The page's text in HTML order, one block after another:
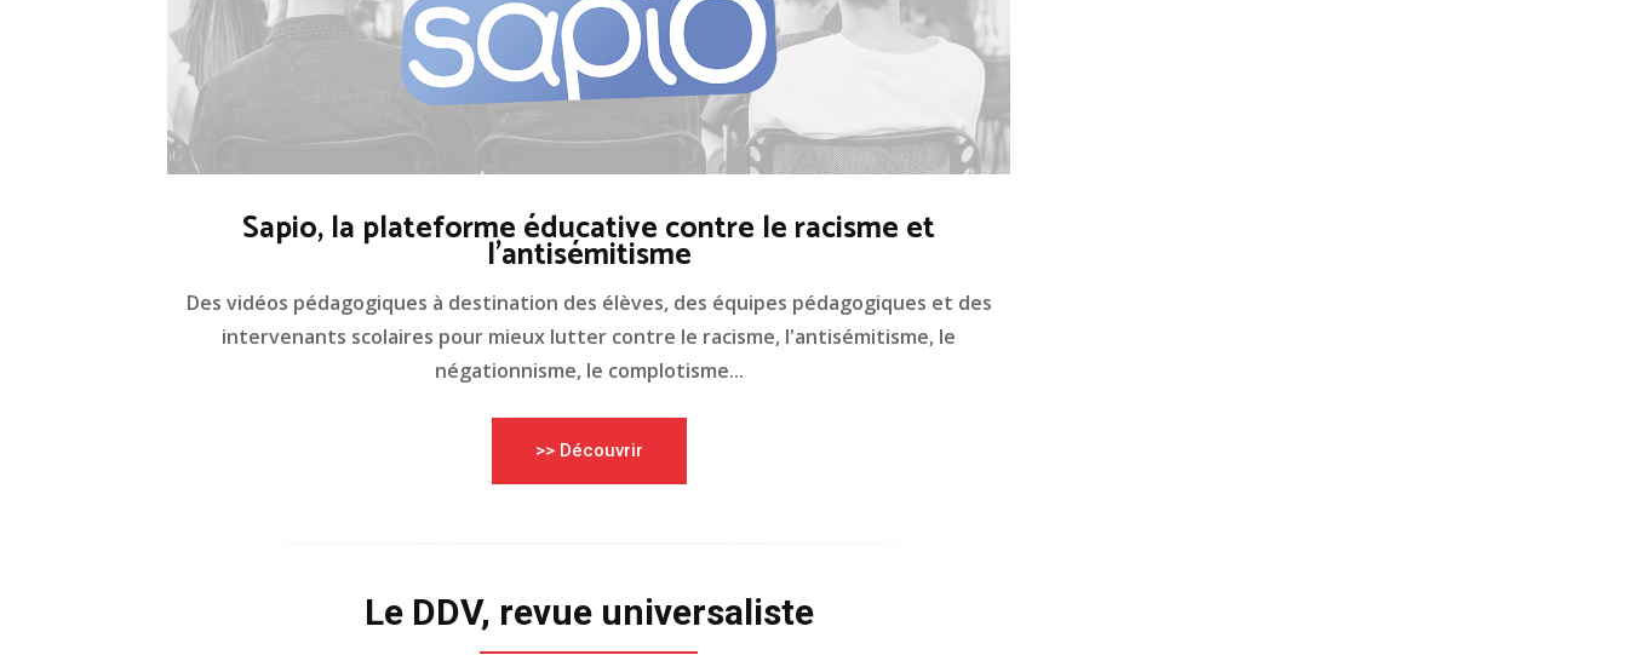
Sapio, la plateforme éducative contre le racisme et
l'antisémitisme
Des vidéos pédagogiques à destination des élèves, des équipes pédagogiques et des
intervenants scolaires pour mieux lutter contre le racisme, l'antisémitisme, le
négationnisme, le complotisme...
>> Découvrir
Le DDV, revue universaliste